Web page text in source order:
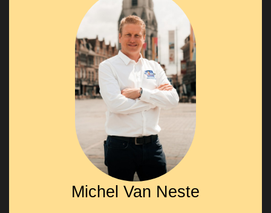
Michel Van Neste